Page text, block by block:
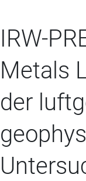
IRW-
Metals
der